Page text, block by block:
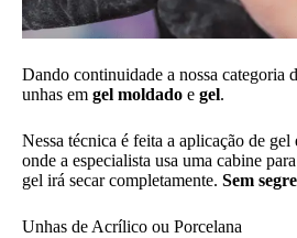
Dando continuidade a nossa categoria
unhas em gel moldado e gel.
Nessa técnica é feita a aplicação de gel
onde a especialista usa uma cabine
gel irá secar completamente. Sem
Unhas de Acrílico ou Porcelana